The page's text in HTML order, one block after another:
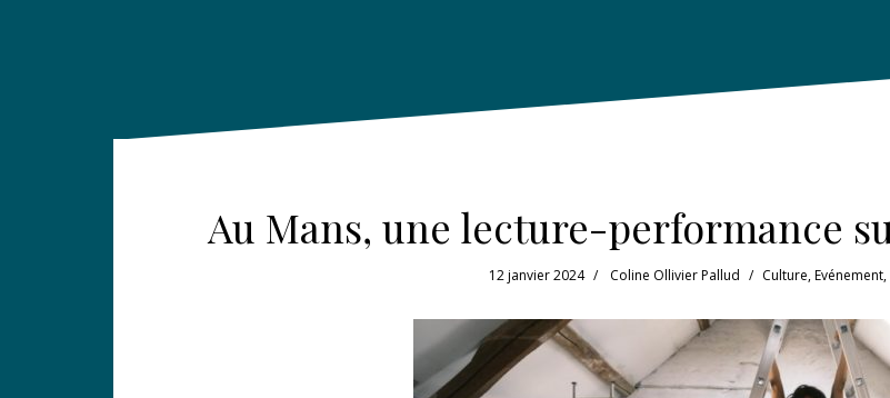
Au Mans, une lecture-performance
12 janvier 2024 Coline Ollivier Pallud Culture,Evénement,